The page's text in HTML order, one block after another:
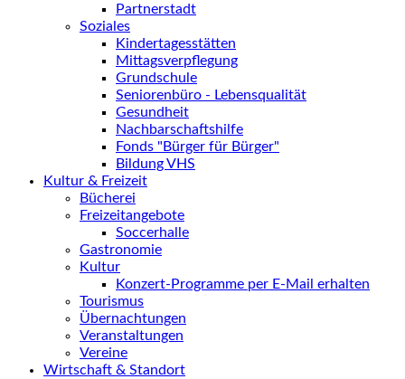
Partnerstadt
Soziales
Kindertagesstätten
Mittagsverpflegung
Grundschule
Seniorenbüro - Lebensqualität
Gesundheit
Nachbarschaftshilfe
Fonds "Bürger für Bürger"
Bildung VHS
Kultur & Freizeit
Bücherei
Freizeitangebote
Soccerhalle
Gastronomie
Kultur
Konzert-Programme per E-Mail erhalten
Tourismus
Übernachtungen
Veranstaltungen
Vereine
Wirtschaft & Standort